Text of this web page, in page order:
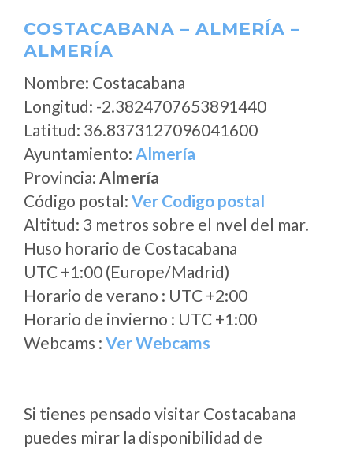
COSTACABANA – ALMERÍA –
ALMERÍA
Nombre: Costacabana
Longitud: -2.3824707653891440
Latitud: 36.8373127096041600
Ayuntamiento: Almería
Provincia: Almería
Código postal: Ver Codigo postal
Altitud: 3 metros sobre el nvel del mar.
Huso horario de Costacabana
UTC +1:00 (Europe/Madrid)
Horario de verano : UTC +2:00
Horario de invierno : UTC +1:00
Webcams : Ver Webcams
Si tienes pensado visitar Costacabana
puedes mirar la disponibilidad de